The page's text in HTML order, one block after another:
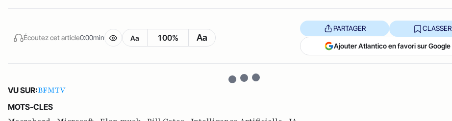
Écoutez cet article0:00min Aa 100% Aa
PARTAGER CLASSER
Ajouter Atlantico en favori sur Google
VU SUR:BFMTV
MOTS-CLES